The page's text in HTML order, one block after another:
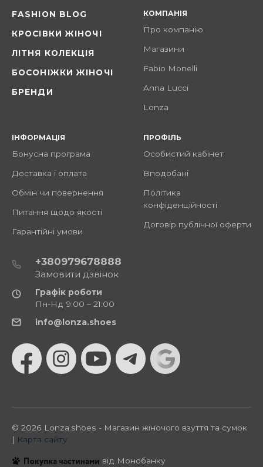
FASHION BLOG
КРОСІВКИ ЖІНОЧІ
ЛІТНЯ КОЛЕКЦІЯ
БОСОНІЖКИ ЖІНОЧІ
БРЕНДИ
КОМПАНІЯ
Про компанію
Магазини
Fabio Monelli
Anna Lucci
Lonza
ІНФОРМАЦІЯ
Бонусна програма
Доставка і оплата
Обмін чи повернення
Питання щодо якості
Гарантійні умови
ПРОФІЛЬ
Особистий кабінет
Вподобані
Політика
конфіденційності
Договір публічної оферти
+380979678888
Замовити дзвінок
Графік роботи
Пн-Нд 9:00 – 21:00
info@lonza.shoes
© 2026 Lonza.shoes - Магазин жіночого взуття та сумок
| Карта сайту
від Монобанку